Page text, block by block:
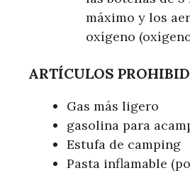
máximo y los
oxígeno
ARTÍCULOS
Gas más ligero
gasolina para
Estufa de camping
Pasta inflamable